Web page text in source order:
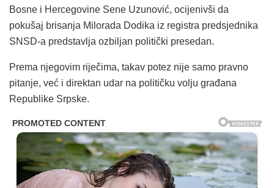
Bosne i Hercegovine Sene Uzunović, ocijenivši da
pokušaj brisanja Milorada Dodika iz registra predsjednika
SNSD-a predstavlja ozbiljan politički presedan.
Prema njegovim riječima, takav potez nije samo pravno
pitanje, već i direktan udar na političku volju građana
Republike Srpske.